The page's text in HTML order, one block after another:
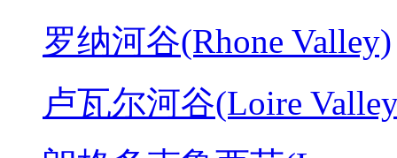
罗纳河谷(Rhone Valley)
卢瓦尔河谷(Loire